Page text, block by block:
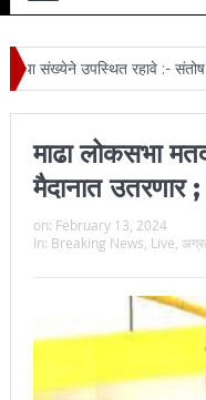
संख्येने उपस्थित रहावे :- संतोष
जिल्हा प्रमुख न्यायाधीश महेंद्र के
माढा लोकसभा
मैदानात उतरणार
on: February 13, 2024
In: Breaking News Live